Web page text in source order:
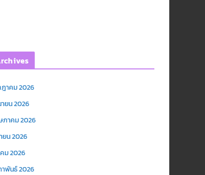
าคม 2026
ยน 2026
าคม 2026
ยน 2026
ม 2026
พันธ์ 2026